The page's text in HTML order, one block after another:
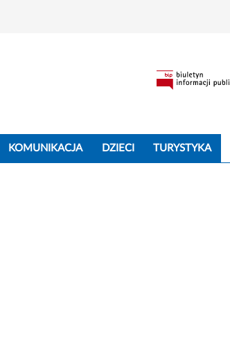
KOMUNIKACJA DZIECI TURYSTYKA